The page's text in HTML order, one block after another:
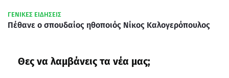
ΓΕΝΙΚΕΣ ΕΙΔΗΣΕΙΣ
Πέθανε ο σπουδαίος ηθοποιός Νίκος Καλογερόπουλος
Θες να λαμβάνεις τα νέα μας;